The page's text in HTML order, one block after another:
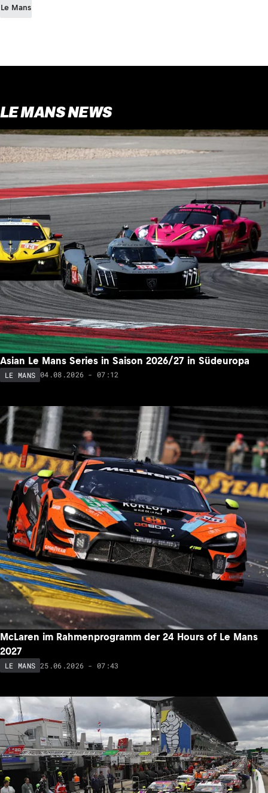
Le Mans
LE MANS NEWS
Asian Le Mans Series in Saison 2026/27 in Südeuropa
LE MANS 04.08.2026 - 07:12
McLaren im Rahmenprogramm der 24 Hours of Le Mans
2027
LE MANS 25.06.2026 - 07:43